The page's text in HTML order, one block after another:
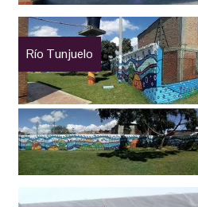
Río Tunjuelo